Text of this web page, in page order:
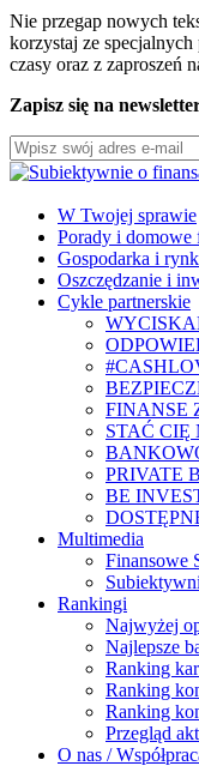
Nie przegap nowych
korzystaj ze
czasy oraz z zaproszeń
Zapisz się na
W Twojej sprawie
Porady i domowe
Gospodarka i
Oszczędzanie i
Cykle partnerskie
FINANSE
STAĆ CIĘ
PRIVATE
BE
Multimedia
Finansowe
Rankingi
Najwyżej
Najlepsze
Ranking
Ranking
Ranking
Przegląd
O nas /